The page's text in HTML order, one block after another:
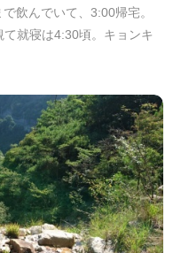
飲んでいて、3:00帰宅。
就寝は4:30頃。キョンキ